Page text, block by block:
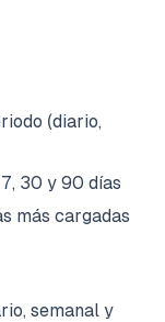
(diario,
30 y 90 días
más cargadas
semanal y